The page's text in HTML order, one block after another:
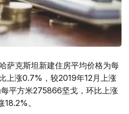
萨克斯坦新建住房平均价格为每
上涨0.7%，较2019年12月上涨
平方米275866坚戈，环比上涨
。